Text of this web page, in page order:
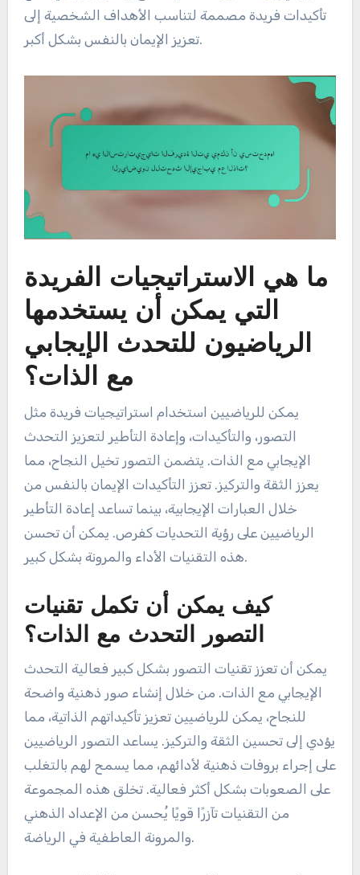
تأكيدات فريدة مصممة لتناسب الأهداف الشخصية إلى
تعزيز الإيمان بالنفس بشكل أكبر.
ما هي الاستراتيجيات الفريدة
التي يمكن أن يستخدمها
الرياضيون للتحدث الإيجابي
مع الذات؟
يمكن للرياضيين استخدام استراتيجيات فريدة مثل
التصور، والتأكيدات، وإعادة التأطير لتعزيز التحدث
الإيجابي مع الذات. يتضمن التصور تخيل النجاح، مما
يعزز الثقة والتركيز. تعزز التأكيدات الإيمان بالنفس من
خلال العبارات الإيجابية، بينما تساعد إعادة التأطير
الرياضيين على رؤية التحديات كفرص. يمكن أن تحسن
هذه التقنيات الأداء والمرونة بشكل كبير.
كيف يمكن أن تكمل تقنيات
التصور التحدث مع الذات؟
يمكن أن تعزز تقنيات التصور بشكل كبير فعالية التحدث
الإيجابي مع الذات. من خلال إنشاء صور ذهنية واضحة
للنجاح، يمكن للرياضيين تعزيز تأكيداتهم الذاتية، مما
يؤدي إلى تحسين الثقة والتركيز. يساعد التصور الرياضيين
على إجراء بروفات ذهنية لأدائهم، مما يسمح لهم بالتغلب
على الصعوبات بشكل أكثر فعالية. تخلق هذه المجموعة
من التقنيات تآزرًا قويًا يُحسن من الإعداد الذهني
والمرونة العاطفية في الرياضة.